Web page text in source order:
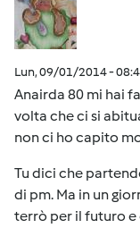
Lun, 09/01/2014 -
Anairda 80 mi hai
volta che ci si
non ci ho capito
Tu dici che
di pm. Ma in un
terrò per il futuro